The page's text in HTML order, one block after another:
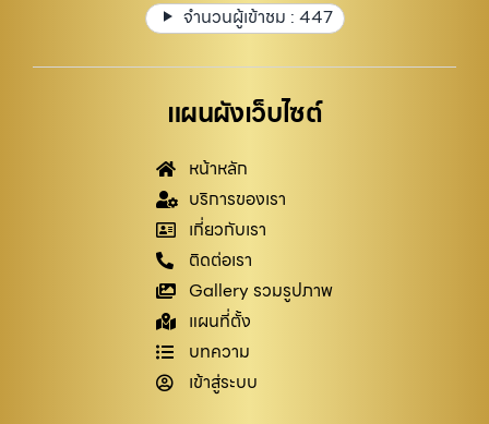
จำนวนผู้เข้าชม : 447
แผนผังเว็บไซต์
หน้าหลัก
บริการของเรา
เกี่ยวกับเรา
ติดต่อเรา
Gallery รวมรูปภาพ
แผนที่ตั้ง
บทความ
เข้าสู่ระบบ